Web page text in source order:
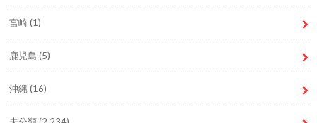
宮崎(1)
鹿児島 (5)
沖縄 (16)